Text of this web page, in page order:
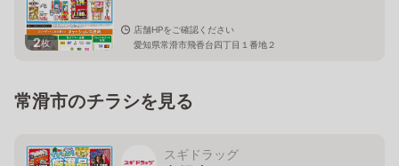
2枚
店舗HPをご確認ください
愛知県常滑市飛香台四丁目１番地２
常滑市のチラシを見る
スギドラッグ